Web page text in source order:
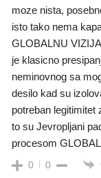
moze nista,
isto tako nema
GLOBALNU
je klasicno
neminovnog sa
desilo kad su
potreban
to su Jevropljani
procesom
0 0